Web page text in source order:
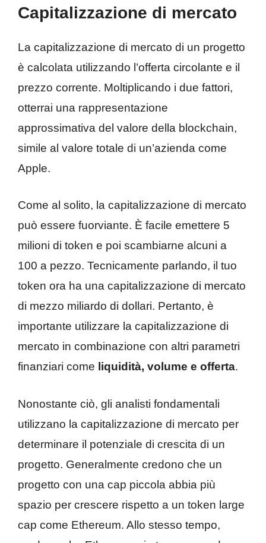
Capitalizzazione di mercato
La capitalizzazione di mercato di un progetto
è calcolata utilizzando l’offerta circolante e il
prezzo corrente. Moltiplicando i due fattori,
otterrai una rappresentazione
approssimativa del valore della blockchain,
simile al valore totale di un’azienda come
Apple.
Come al solito, la capitalizzazione di mercato
può essere fuorviante. È facile emettere 5
milioni di token e poi scambiarne alcuni a
100 a pezzo. Tecnicamente parlando, il tuo
token ora ha una capitalizzazione di mercato
di mezzo miliardo di dollari. Pertanto, è
importante utilizzare la capitalizzazione di
mercato in combinazione con altri parametri
finanziari come liquidità, volume e offerta.
Nonostante ciò, gli analisti fondamentali
utilizzano la capitalizzazione di mercato per
determinare il potenziale di crescita di un
progetto. Generalmente credono che un
progetto con una cap piccola abbia più
spazio per crescere rispetto a un token large
cap come Ethereum. Allo stesso tempo,